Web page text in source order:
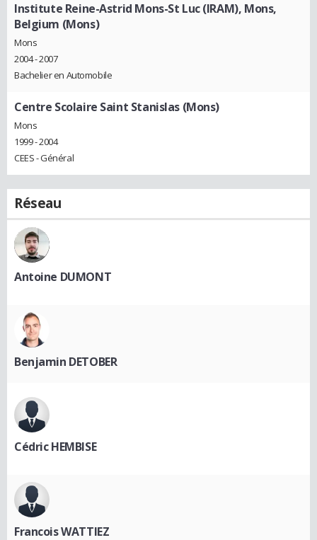
Institute Reine-Astrid Mons-St Luc (IRAM), Mons,
Belgium (Mons)
Mons
2004 - 2007
Bachelier en Automobile
Centre Scolaire Saint Stanislas (Mons)
Mons
1999 - 2004
CEES - Général
Réseau
Antoine DUMONT
Benjamin DETOBER
Cédric HEMBISE
Francois WATTIEZ